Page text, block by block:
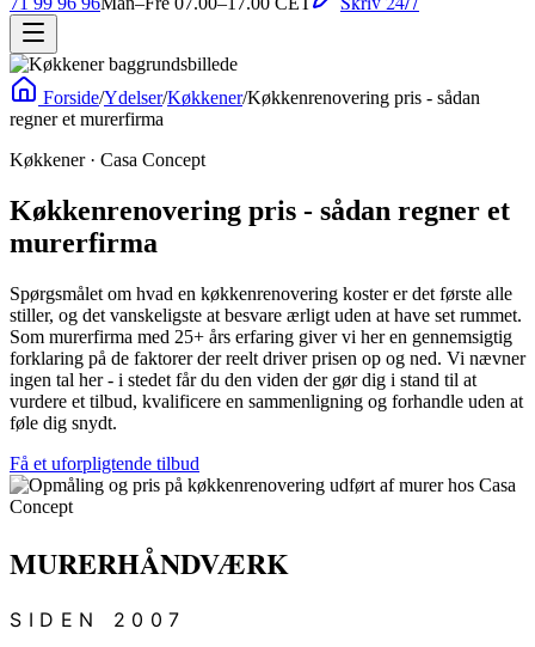
Forside/Ydelser/Køkkener/Køkkenrenovering pris - sådan
regner et murerfirma
Køkkener· Casa Concept
Køkkenrenovering pris - sådan regner et
murerfirma
Spørgsmålet om hvad en køkkenrenovering koster er det første alle
stiller, og det vanskeligste at besvare ærligt uden at have set rummet.
Som murerfirma med 25+ års erfaring giver vi her en gennemsigtig
forklaring på de faktorer der reelt driver prisen op og ned. Vi nævner
ingen tal her - i stedet får du den viden der gør dig i stand til at
vurdere et tilbud, kvalificere en sammenligning og forhandle uden at
føle dig snydt.
Få et uforpligtende tilbud
MURERHÅNDVÆRK
SIDEN 2007